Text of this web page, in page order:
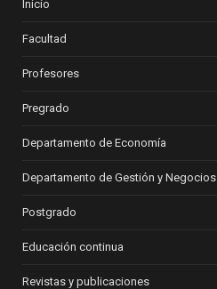
Inicio
Facultad
Profesores
Pregrado
Departamento de Economía
Departamento de Gestión y Negocios
Postgrado
Educación continua
Revistas y publicaciones